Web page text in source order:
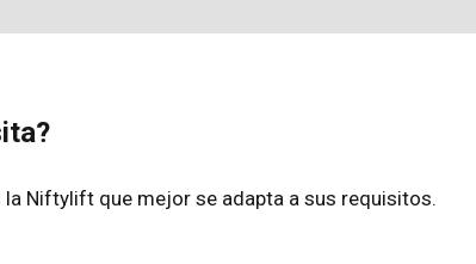
Niftylift que mejor se adapta a sus requisitos.